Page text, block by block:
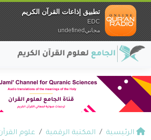
الرئيسية المكتبة الرقمية
علوم
تطبيق إذاعات القرآن الكريم
EDC
مجانيundefined